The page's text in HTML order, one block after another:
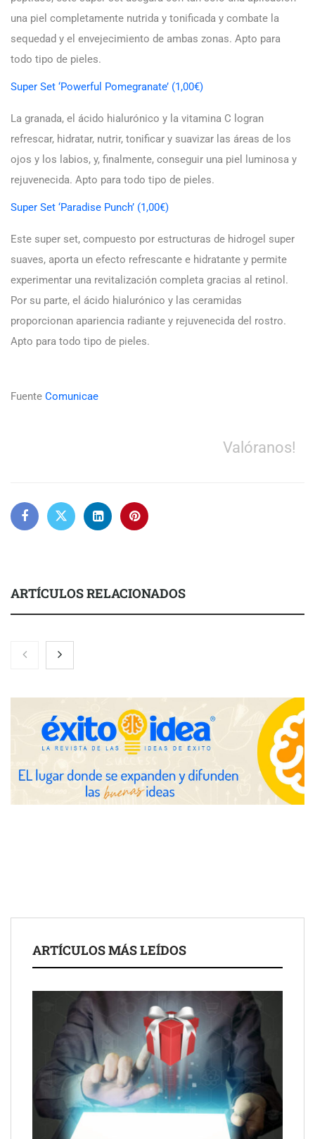
una piel completamente nutrida y tonificada y combate la
sequedad y el envejecimiento de ambas zonas. Apto para
todo tipo de pieles.
Super Set ‘Powerful Pomegranate’ (1,00€)
La granada, el ácido hialurónico y la vitamina C logran
refrescar, hidratar, nutrir, tonificar y suavizar las áreas de los
ojos y los labios, y, finalmente, conseguir una piel luminosa y
rejuvenecida. Apto para todo tipo de pieles.
Super Set ‘Paradise Punch’ (1,00€)
Este super set, compuesto por estructuras de hidrogel super
suaves, aporta un efecto refrescante e hidratante y permite
experimentar una revitalización completa gracias al retinol.
Por su parte, el ácido hialurónico y las ceramidas
proporcionan apariencia radiante y rejuvenecida del rostro.
Apto para todo tipo de pieles.
Fuente Comunicae
Valóranos!
ARTÍCULOS RELACIONADOS
Nicols presenta seis modelos de anillos de compromiso para el
eclipse solar del 12 de agosto
Zoomex mejora su Strategy Center con herramientas
avanzadas para trading estratégico
COMPALISS de LYSOTRIC: cuando un solo producto multiplica
las posibilidades del salón profesional
Schaeffler mejora su rentabilidad en el primer semestre de 2026
NOVA: innovación y diseño que transforman espacios de la
mano de Tormo Franquicias
ARTÍCULOS MÁS LEÍDOS